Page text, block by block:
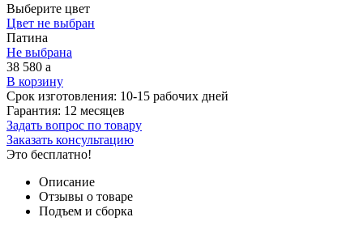
Выберите цвет
Цвет не выбран
Патина
Не выбрана
38 580 a
В корзину
Срок изготовления: 10-15 рабочих дней
Гарантия: 12 месяцев
Задать вопрос по товару
Заказать консультацию
Это бесплатно!
Описание
Отзывы о товаре
Подъем и сборка